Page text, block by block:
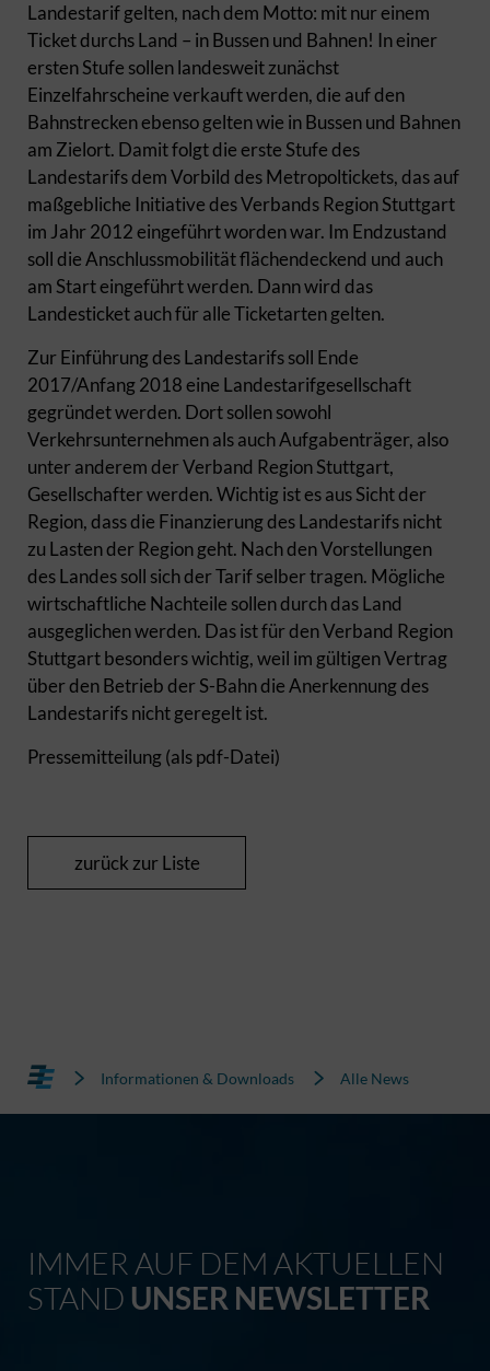
Landestarif gelten, nach dem Motto: mit nur einem
Ticket durchs Land – in Bussen und Bahnen! In einer
ersten Stufe sollen landesweit zunächst
Einzelfahrscheine verkauft werden, die auf den
Bahnstrecken ebenso gelten wie in Bussen und Bahnen
am Zielort. Damit folgt die erste Stufe des
Landestarifs dem Vorbild des Metropoltickets, das auf
maßgebliche Initiative des Verbands Region Stuttgart
im Jahr 2012 eingeführt worden war. Im Endzustand
soll die Anschlussmobilität flächendeckend und auch
am Start eingeführt werden. Dann wird das
Landesticket auch für alle Ticketarten gelten.
Zur Einführung des Landestarifs soll Ende
2017/Anfang 2018 eine Landestarifgesellschaft
gegründet werden. Dort sollen sowohl
Verkehrsunternehmen als auch Aufgabenträger, also
unter anderem der Verband Region Stuttgart,
Gesellschafter werden. Wichtig ist es aus Sicht der
Region, dass die Finanzierung des Landestarifs nicht
zu Lasten der Region geht. Nach den Vorstellungen
des Landes soll sich der Tarif selber tragen. Mögliche
wirtschaftliche Nachteile sollen durch das Land
ausgeglichen werden. Das ist für den Verband Region
Stuttgart besonders wichtig, weil im gültigen Vertrag
über den Betrieb der S-Bahn die Anerkennung des
Landestarifs nicht geregelt ist.
Pressemitteilung (als pdf-Datei)
zurück zur Liste
Informationen & Downloads Alle News
IMMER AUF DEM AKTUELLEN
STAND UNSER NEWSLETTER